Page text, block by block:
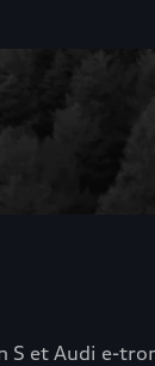
et Audi e-